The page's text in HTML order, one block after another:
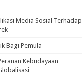
Media Sosial Terhadap
Bagi Pemula
Kebudayaan